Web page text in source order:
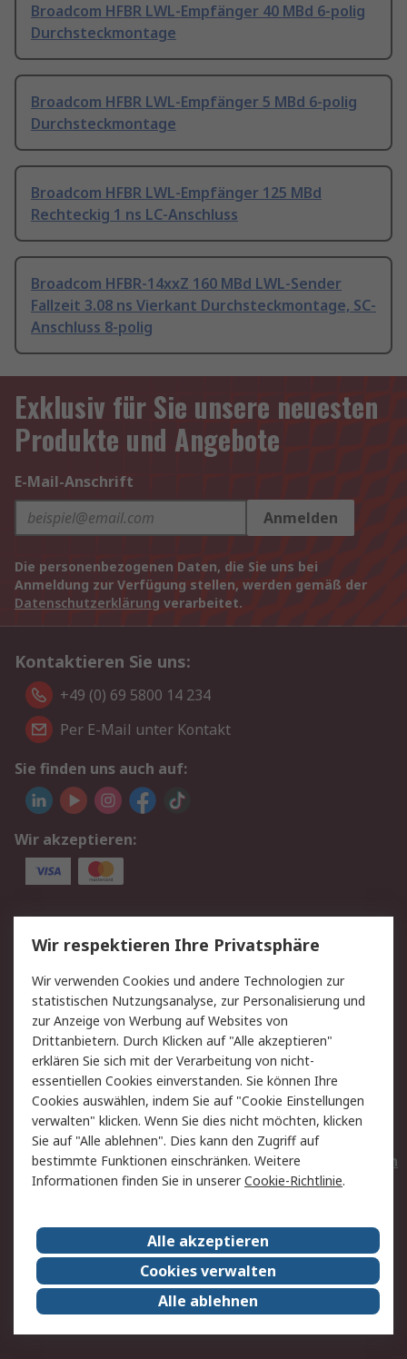
Broadcom HFBR LWL-Empfänger 40 MBd 6-polig
Durchsteckmontage
Broadcom HFBR LWL-Empfänger 5 MBd 6-polig
Durchsteckmontage
Broadcom HFBR LWL-Empfänger 125 MBd
Rechteckig 1 ns LC-Anschluss
Broadcom HFBR-14xxZ 160 MBd LWL-Sender
Fallzeit 3.08 ns Vierkant Durchsteckmontage, SC-
Anschluss 8-polig
Exklusiv für Sie unsere neuesten
Produkte und Angebote
E-Mail-Anschrift
Anmelden
Die personenbezogenen Daten, die Sie uns bei
Anmeldung zur Verfügung stellen, werden gemäß der
Datenschutzerklärung verarbeitet.
Kontaktieren Sie uns:
+49 (0) 69 5800 14 234
Per E-Mail unter Kontakt
Sie finden uns auch auf:
Wir akzeptieren:
Service
Value Added Services
Lieferlösungen
Rücksendungen
Kontakt
Hilfe
Privatkunden
Rechtliches
AGB
Datenschutz
Cookie-Richtlinie
Zahlungsbedingungen
Copyright/Impressum
Entsorgung
Elektrogeräte/Batterien
RS weltweit
Karriere bei RS
Nachhaltigkeit
Qualität/Umwelt/ZertifikatePresse-Center
Event-Center
Wir respektieren Ihre Privatsphäre
Wir verwenden Cookies und andere Technologien zur
statistischen Nutzungsanalyse, zur Personalisierung und
zur Anzeige von Werbung auf Websites von
Drittanbietern. Durch Klicken auf "Alle akzeptieren"
erklären Sie sich mit der Verarbeitung von nicht-
essentiellen Cookies einverstanden. Sie können Ihre
Cookies auswählen, indem Sie auf "Cookie Einstellungen
verwalten" klicken. Wenn Sie dies nicht möchten, klicken
Sie auf "Alle ablehnen". Dies kann den Zugriff auf
bestimmte Funktionen einschränken. Weitere
Informationen finden Sie in unsererCookie-Richtlinie.
Alle akzeptieren
Cookies verwalten
Alle ablehnen